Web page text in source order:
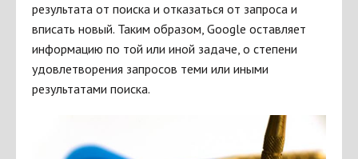
результата от поиска и отказаться от запроса и
вписать новый. Таким образом, Google оставляет
информацию по той или иной задаче, о степени
удовлетворения запросов теми или иными
результатами поиска.